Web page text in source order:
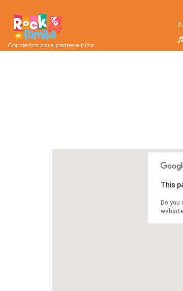
Conciertos para padres e hijos
This
Do you